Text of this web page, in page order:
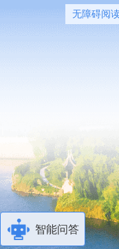
无障碍阅
智能问答